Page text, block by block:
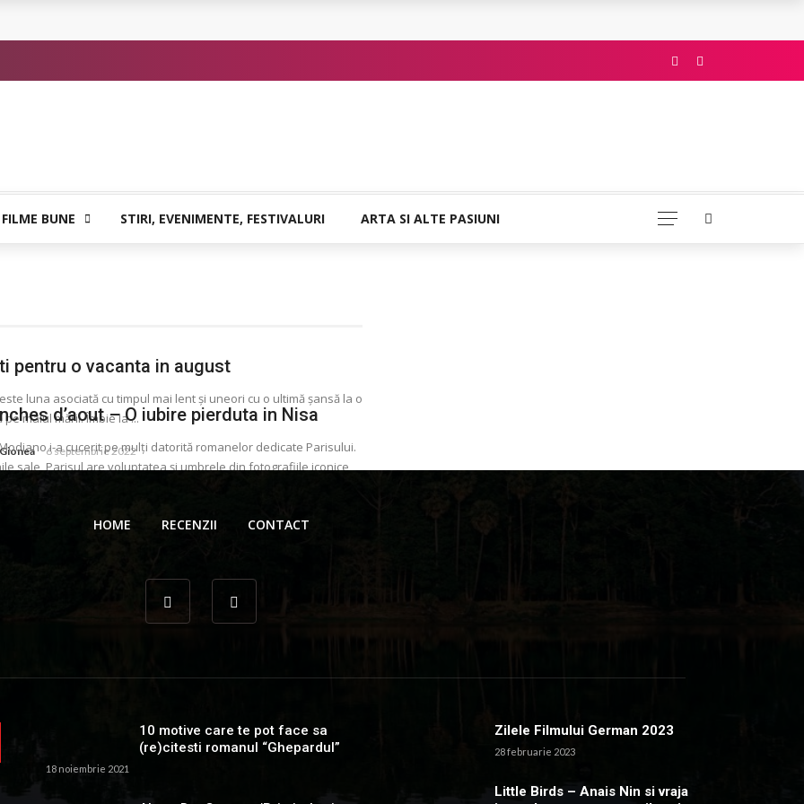
BUNE STIRI, EVENIMENTE, FESTIVALURI ARTA SI ALTE PASIUNI
pentru o vacanta in august
luna asociată cu timpul mai lent și uneori cu o ultimă șansă la o
malul mării. Îmbie la ...
6 septembrie 2022
d’aout – O iubire pierduta in Nisa
i-a cucerit pe mulţi datorită romanelor dedicate Parisului.
sale, Parisul are voluptatea și umbrele din fotografiile iconice
6 septembrie 2022
HOME RECENZII CONTACT
10 motive care te pot face sa
(re)citesti romanul “Ghepardul”
18 noiembrie 2021
Zilele Filmului German 2023
28 februarie 2023
Little Birds – Anais Nin si vraja